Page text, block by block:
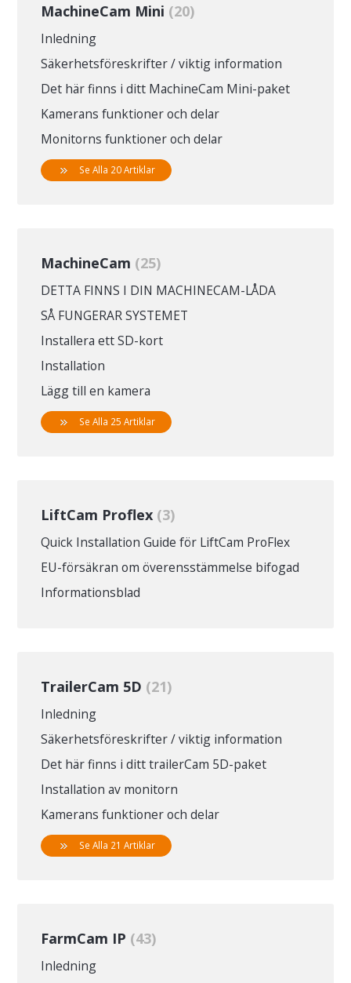
MachineCam Mini 20
Inledning
Säkerhetsföreskrifter / viktig information
Det här finns i ditt MachineCam Mini-paket
Kamerans funktioner och delar
Monitorns funktioner och delar
Se Alla 20 Artiklar
MachineCam 25
DETTA FINNS I DIN MACHINECAM-LÅDA
SÅ FUNGERAR SYSTEMET
Installera ett SD-kort
Installation
Lägg till en kamera
Se Alla 25 Artiklar
LiftCam Proflex 3
Quick Installation Guide för LiftCam ProFlex
EU-försäkran om överensstämmelse bifogad
Informationsblad
TrailerCam 5D 21
Inledning
Säkerhetsföreskrifter / viktig information
Det här finns i ditt trailerCam 5D-paket
Installation av monitorn
Kamerans funktioner och delar
Se Alla 21 Artiklar
FarmCam IP 43
Inledning